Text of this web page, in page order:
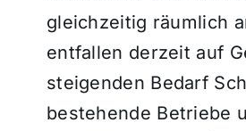
gleichzeitig räumlich
entfallen derzeit auf
steigenden Bedarf
bestehende Betriebe